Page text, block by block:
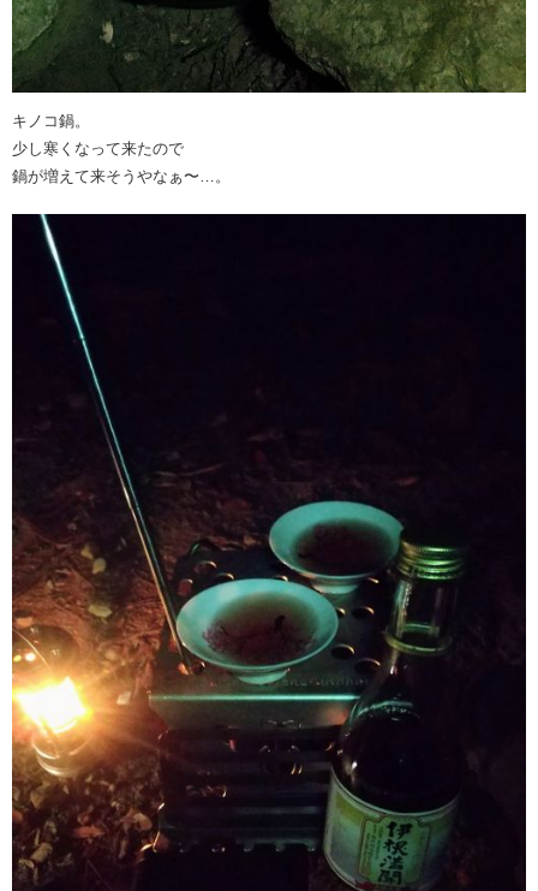
キノコ鍋。
少し寒くなって来たので
鍋が増えて来そうやなぁ〜…。